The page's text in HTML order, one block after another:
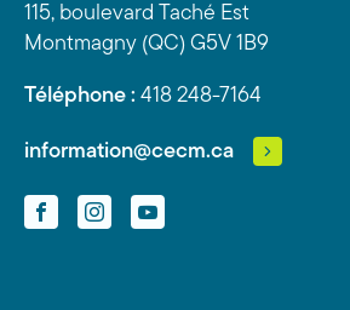
115, boulevard Taché Est
Montmagny (QC) G5V 1B9
Téléphone : 418 248-7164
information@cecm.ca
FacebookInstagramYouTube